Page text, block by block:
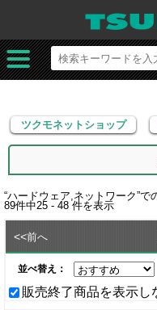
ツクモネットショップ
ツクモネットショップ
“ハードウェア,ネットワーク”で
89件中25 - 48 件を表示
<<前へ
並べ替え：
販売終了商品を表示し